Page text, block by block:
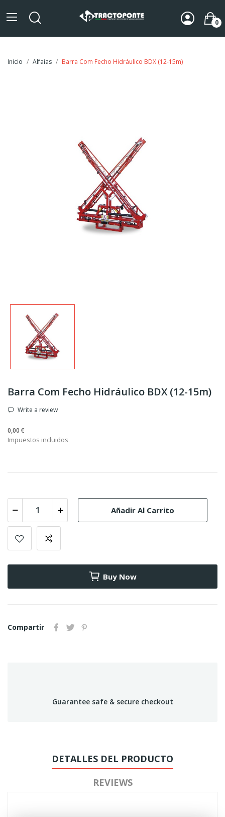
0
Inicio Alfaias Barra Com Fecho Hidráulico BDX (12-15m)
Barra Com Fecho Hidráulico BDX (12-15m)
Write a review
0,00 €
Impuestos incluidos
Añadir Al Carrito
Buy Now
Compartir
Guarantee safe & secure checkout
DETALLES DEL PRODUCTO
REVIEWS